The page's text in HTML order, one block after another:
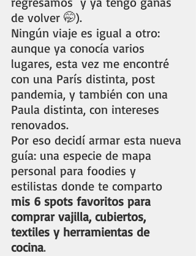
de volver 🤭).
Ningún viaje es igual a otro:
aunque ya conocía varios
lugares, esta vez me encontré
con una París distinta, post
pandemia, y también con una
Paula distinta, con intereses
renovados.
Por eso decidí armar esta nueva
guía: una especie de mapa
personal para foodies y
estilistas donde te comparto
mis 6 spots favoritos para
comprar vajilla, cubiertos,
textiles y herramientas de
cocina.